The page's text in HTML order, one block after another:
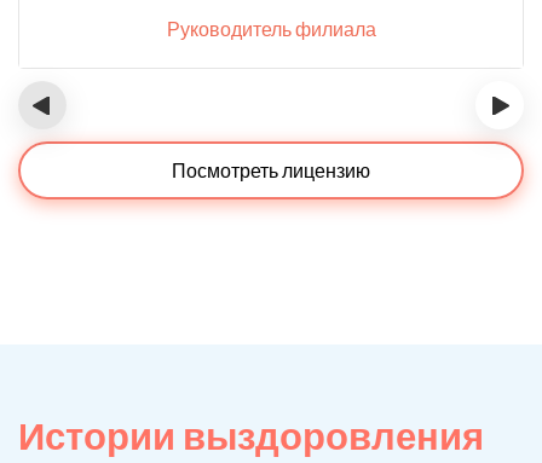
Руководитель филиала
‹ ›
Посмотреть лицензию
Истории выздоровления